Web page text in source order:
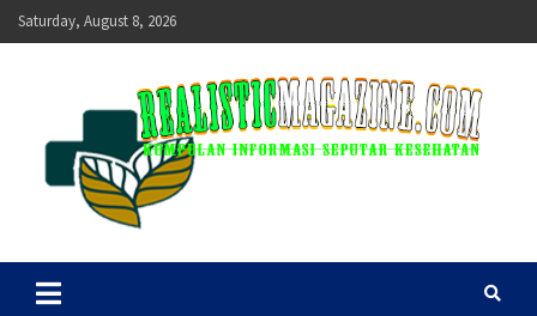
Skip
to
Saturday, August 8, 2026
realisticmagazine